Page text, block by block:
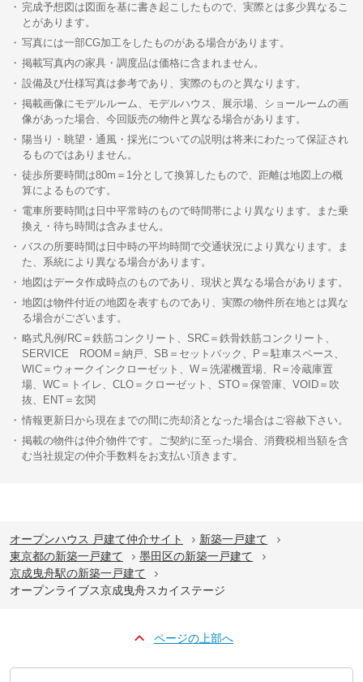
完成予想図は図面を基に書き起こしたもので、実際とは多少異なるこ
とがあります。
写真には一部CG加工をしたものがある場合があります。
掲載写真内の家具・調度品は価格に含まれません。
設備及び仕様写真は参考であり、実際のものと異なります。
掲載画像にモデルルーム、モデルハウス、展示場、ショールームの画
像があった場合、今回販売の物件と異なる場合があります。
陽当り・眺望・通風・採光についての説明は将来にわたって保証され
るものではありません。
徒歩所要時間は80m＝1分として換算したもので、距離は地図上の概
算によるものです。
電車所要時間は日中平常時のもので時間帯により異なります。また乗
換え・待ち時間は含みません。
バスの所要時間は日中時の平均時間で交通状況により異なります。ま
た、系統により異なる場合があります。
地図はデータ作成時点のものであり、現状と異なる場合があります。
地図は物件付近の地図を表すものであり、実際の物件所在地とは異な
る場合がございます。
略式凡例/RC＝鉄筋コンクリート、SRC＝鉄骨鉄筋コンクリート、
SERVICE ROOM＝納戸、SB＝セットバック、P＝駐車スペース、
WIC＝ウォークインクローゼット、W＝洗濯機置場、R＝冷蔵庫置
場、WC＝トイレ、CLO＝クローゼット、STO＝保管庫、VOID＝吹
抜、ENT＝玄関
情報更新日から現在までの間に売却済となった場合はご容赦下さい。
掲載の物件は仲介物件です。ご契約に至った場合、消費税相当額を含
む当社規定の仲介手数料をお支払い頂きます。
オープンハウス 戸建て仲介サイト
新築一戸建て
東京都の新築一戸建て
墨田区の新築一戸建て
京成曳舟駅の新築一戸建て
オープンライブス京成曳舟スカイステージ
ページの上部へ